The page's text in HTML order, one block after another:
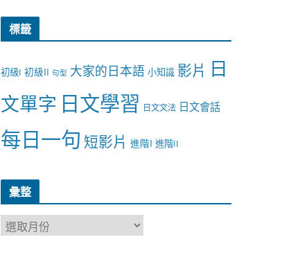
標籤
初級I 初級II 句型 大家的日本語 小知識 影片 日
文單字 日文學習 日文文法 日文會話
每日一句 短影片 進階I 進階II
彙整
彙
整